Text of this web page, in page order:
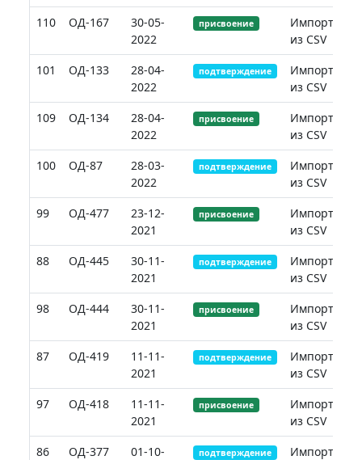
110 ОД-167
30-05-
2022
присвоение
Импорт
из CSV
101
ОД-133
28-04-
2022
подтверждение
Импорт
из CSV
109
ОД-134
28-04-
2022
присвоение
Импорт
из CSV
100
ОД-87
28-03-
2022
подтверждение
Импорт
из CSV
99
ОД-477
23-12-
2021
присвоение
Импорт
из CSV
88
ОД-445
30-11-
2021
подтверждение
Импорт
из CSV
98
ОД-444
30-11-
2021
присвоение
Импорт
из CSV
87
ОД-419
11-11-
2021
подтверждение
Импорт
из CSV
97
ОД-418
11-11-
2021
присвоение
Импорт
из CSV
86
ОД-377
01-10-
подтверждение
Импорт